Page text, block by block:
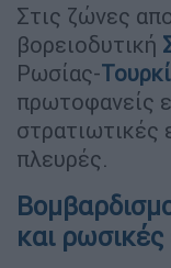
Στις ζώνες
βορειοδυτική
Ρωσίας-
πρωτοφανείς
στρατιωτικές
πλευρές.
και